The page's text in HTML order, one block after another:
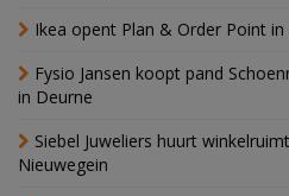
Ikea opent Plan & Order Point in
Fysio Jansen koopt pand
in Deurne
Siebel Juweliers huurt
Nieuwegein